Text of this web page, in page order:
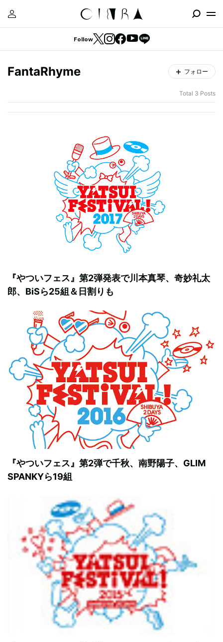
Follow
FantaRhyme フォロー
Total 3 Posts
『やついフェス』第2弾発表で川本真琴、奇妙礼太
郎、BiSら25組＆日割りも
『やついフェス』第2弾で千秋、南野陽子、GLIM
SPANKYら19組